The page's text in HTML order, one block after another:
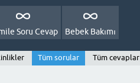
Soru Cevap Bebek Bakımı
Tüm sorular Tüm cevaplar